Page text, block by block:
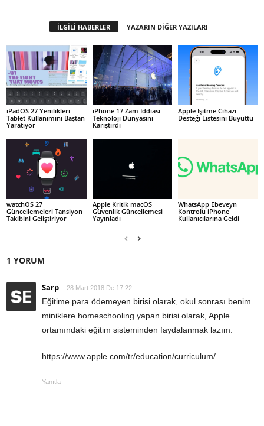
İLGİLİ HABERLER YAZARIN DİĞER YAZILARI
iPadOS 27 Yenilikleri
Tablet Kullanımını Baştan
Yaratıyor
iPhone 17 Zam İddiası
Teknoloji Dünyasını
Karıştırdı
Apple İşitme Cihazı
Desteği Listesini Büyüttü
watchOS 27
Güncellemeleri Tansiyon
Takibini Geliştiriyor
Apple Kritik macOS
Güvenlik Güncellemesi
Yayınladı
WhatsApp Ebeveyn
Kontrolü iPhone
Kullanıcılarına Geldi
1 YORUM
Sarp 28 Mart 2018 De 17:22
Eğitime para ödemeyen birisi olarak, okul sonrası benim
miniklere homeschooling yapan birisi olarak, Apple
ortamındaki eğitim sisteminden faydalanmak lazım.
https://www.apple.com/tr/education/curriculum/
Yanıtla